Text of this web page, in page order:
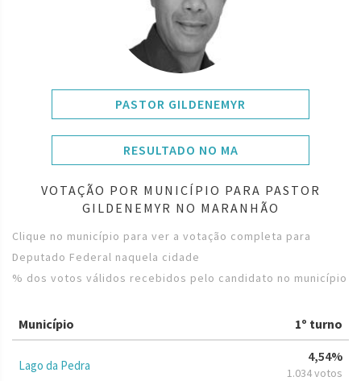
PASTOR GILDENEMYR
RESULTADO NO MA
VOTAÇÃO POR MUNICÍPIO PARA PASTOR
GILDENEMYR NO MARANHÃO
Clique no município para ver a votação completa para
Deputado Federal naquela cidade
% dos votos válidos recebidos pelo candidato no município
Município 1º turno
Lago da Pedra
4,54%
1.034 votos